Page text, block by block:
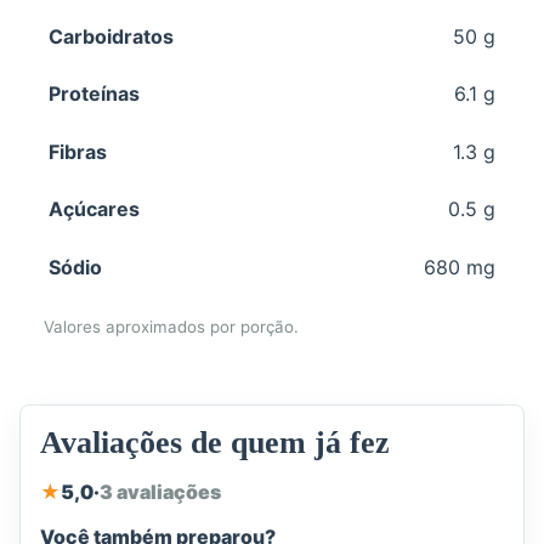
Carboidratos 50 g
Proteínas 6.1 g
Fibras 1.3 g
Açúcares 0.5 g
Sódio 680 mg
Valores aproximados por porção.
Avaliações de quem já fez
★5,0·3 avaliações
Você também preparou?